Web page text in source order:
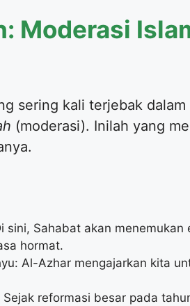
Moderasi
sering kali terjebak
(moderasi). Inilah yang
sini, Sahabat akan
hormat.
Al-Azhar mengajarkan kita
reformasi besar pada